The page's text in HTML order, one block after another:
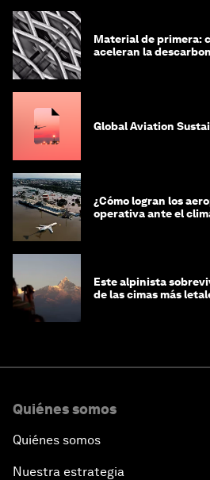
Material de primera:
aceleran la
Global Aviation
¿Cómo logran los
operativa ante el
Este alpinista
de las cimas más
Quiénes somos
Quiénes somos
Nuestra estrategia